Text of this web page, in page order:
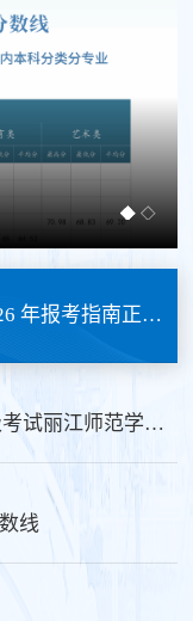
速看！丽江师范学院 2026 年报考指南正式发布
2026年下半年第78次全国计算机等级考试丽江师范学院考点报名公告
线